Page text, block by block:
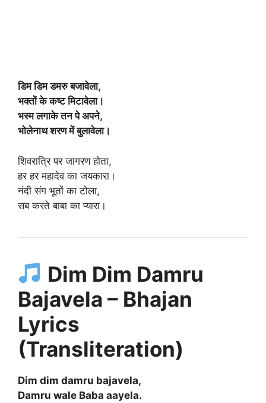
डिम डिम डमरु बजावेला,
भक्तों के कष्ट मिटावेला।
भस्म लगाके तन पे अपने,
भोलेनाथ शरण में बुलावेला।
शिवरात्रि पर जागरण होता,
हर हर महादेव का जयकारा।
नंदी संग भूतों का टोला,
सब करते बाबा का प्यारा।
Dim Dim Damru
Bajavela – Bhajan
Lyrics
(Transliteration)
Dim dim damru bajavela,
Damru wale Baba aayela.